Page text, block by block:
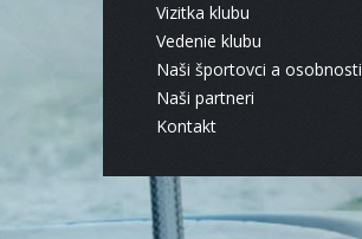
Vizitka klubu
Vedenie klubu
Naši športovci a osobnosti
Naši partneri
Kontakt